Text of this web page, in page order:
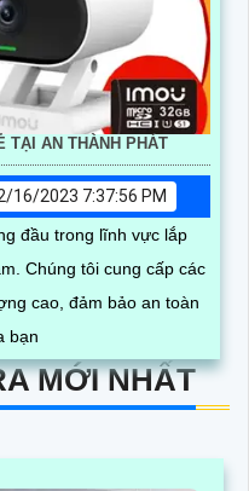
TẠI AN THÀNH PHÁT
16/2023 7:37:56 PM
đầu trong lĩnh vực lắp
các
cao, đảm bảo an toàn
bạn
MỚI NHẤT